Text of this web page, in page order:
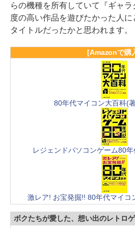
らの機種を所有していて『ギャ
度の高い作品を遊びたかった人
タイトルだったかと思われます。
[Amazonで購
80年代マイコン大百科(
レジェンドパソコンゲーム80
激レア! お宝発掘!! 80年代マイコ
ボクたちが愛した、想い出のレトロ